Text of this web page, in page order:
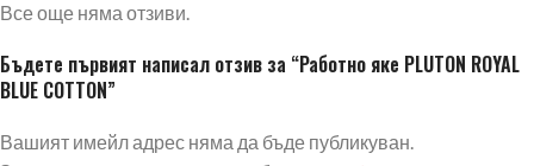
Все още няма отзиви.
Бъдете първият написал отзив за “Работно яке PLUTON ROYAL
BLUE COTTON”
Вашият имейл адрес няма да бъде публикуван.